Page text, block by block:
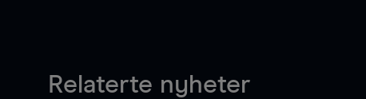
Relaterte nyheter